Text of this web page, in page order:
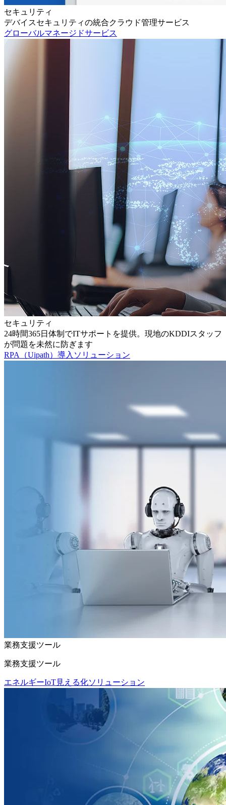
セキュリティ
デバイスセキュリティの統合クラウド管理サービス
グローバルマネージドサービス
セキュリティ
24時間365日体制でITサポートを提供。現地のKDDIスタッフ
が問題を未然に防ぎます
RPA（Uipath）導入ソリューション
業務支援ツール
業務支援ツール
エネルギーIoT見える化ソリューション